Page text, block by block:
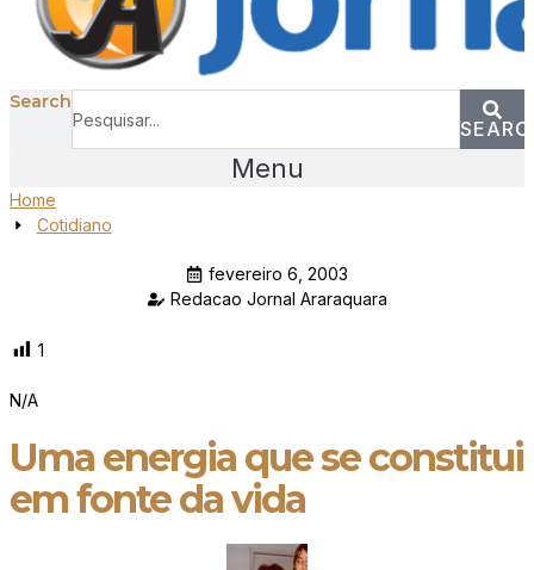
Search
Menu
Home
Cotidiano
fevereiro 6, 2003
Redacao Jornal Araraquara
1
N/A
Uma energia que se constitui
em fonte da vida